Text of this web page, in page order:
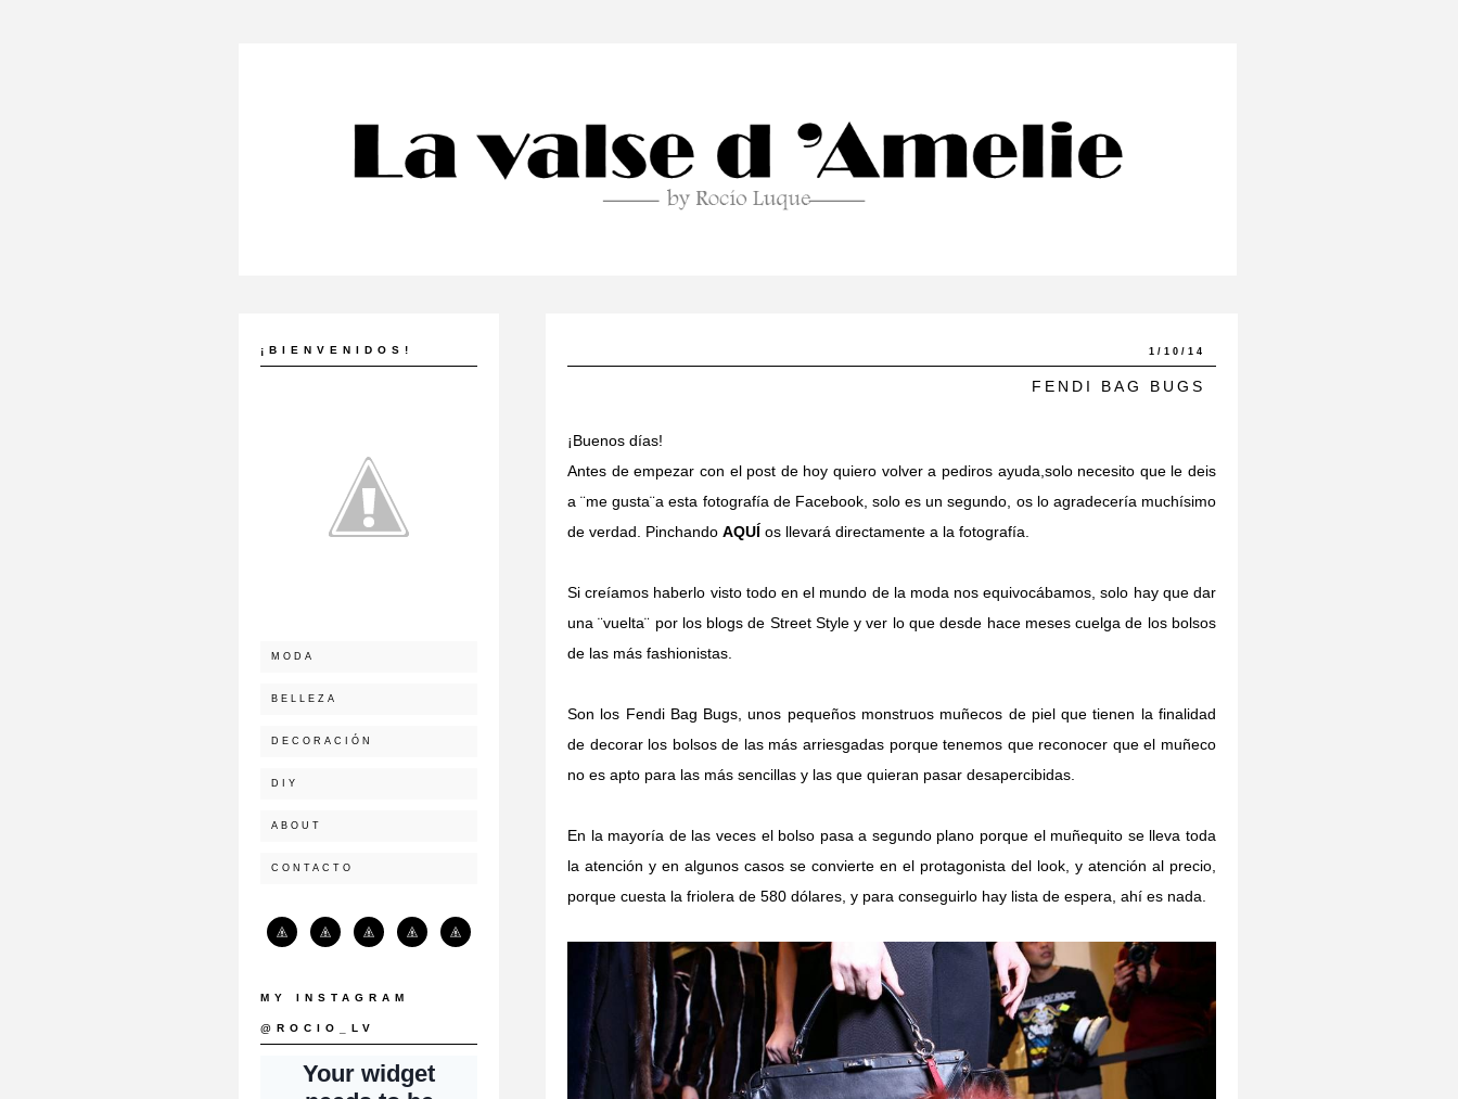
1/10/14
FENDI BAG BUGS
¡Buenos días!
Antes de empezar con el post de hoy quiero volver a pediros ayuda,solo necesito que le deis
a ¨me gusta¨a esta fotografía de Facebook, solo es un segundo, os lo agradecería muchísimo
de verdad. Pinchando AQUÍ os llevará directamente a la fotografía.
Si creíamos haberlo visto todo en el mundo de la moda nos equivocábamos, solo hay que dar
una ¨vuelta¨ por los blogs de Street Style y ver lo que desde hace meses cuelga de los bolsos
de las más fashionistas.
Son los Fendi Bag Bugs, unos pequeños monstruos muñecos de piel que tienen la finalidad
de decorar los bolsos de las más arriesgadas porque tenemos que reconocer que el muñeco
no es apto para las más sencillas y las que quieran pasar desapercibidas.
En la mayoría de las veces el bolso pasa a segundo plano porque el muñequito se lleva toda
la atención y en algunos casos se convierte en el protagonista del look, y atención al precio,
porque cuesta la friolera de 580 dólares, y para conseguirlo hay lista de espera, ahí es nada.
¡BIENVENIDOS!
MODA
BELLEZA
DECORACIÓN
DIY
ABOUT
CONTACTO
MY INSTAGRAM
@ROCIO_LV